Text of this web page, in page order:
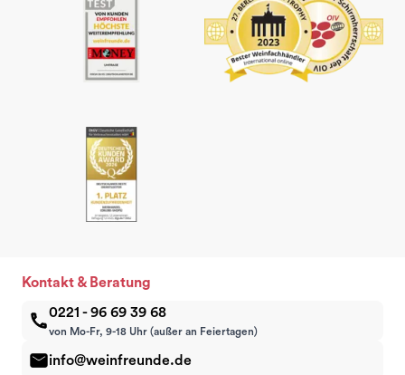
Kontakt & Beratung
0221 - 96 69 39 68
von Mo-Fr, 9-18 Uhr (außer an Feiertagen)
info@weinfreunde.de